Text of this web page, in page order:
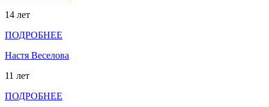
14 лет
ПОДРОБНЕЕ
Настя Веселова
11 лет
ПОДРОБНЕЕ